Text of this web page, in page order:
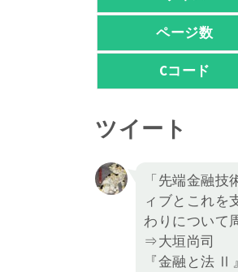
ページ数
Cコード
ツイート
「先端金融
ィブとこれを
わりについて
⇒大垣尚司
『金融と法 Ⅱ』